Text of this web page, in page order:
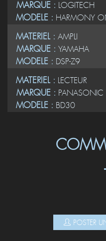
MARQUE : LOGITECH
MODELE : HARMONY
MATERIEL : AMPLI
MARQUE : YAMAHA
MODELE : DSP-Z9
MATERIEL : LECTEUR
MARQUE : PANASONIC
MODELE : BD30
POSTER